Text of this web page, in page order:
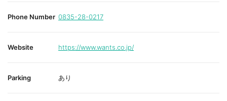
Phone Number 0835-28-0217
Website https://www.wants.co.jp/
Parking あり